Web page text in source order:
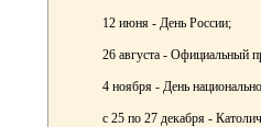
12 июня - День России;
26 августа - Официальный
4 ноября - День
с 25 по 27 декабря -